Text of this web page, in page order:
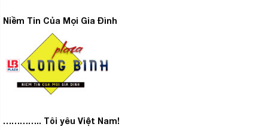
Niềm Tin Của Mọi Gia Đình
………….. Tôi yêu Việt Nam!